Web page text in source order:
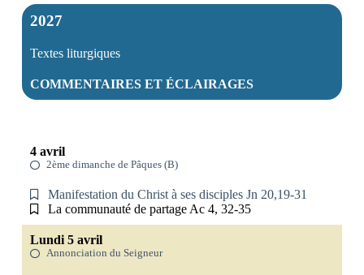
2027
Textes liturgiques
COMMENTAIRES ET ÉCLAIRAGES
4 avril
2ème dimanche de Pâques (B)
Manifestation du Christ à ses disciples Jn 20,19-31
La communauté de partage Ac 4, 32-35
Lundi 5 avril
Annonciation du Seigneur